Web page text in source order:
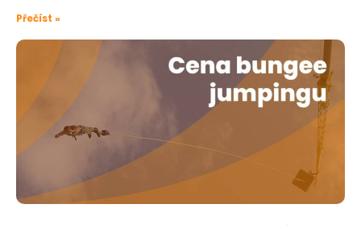
Přečíst »